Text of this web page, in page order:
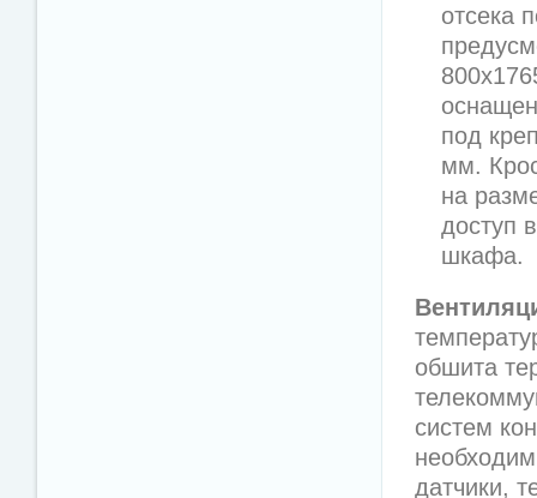
отсека
под
мм.
на
доступ
шкафа.
обшита
систем
датчики,